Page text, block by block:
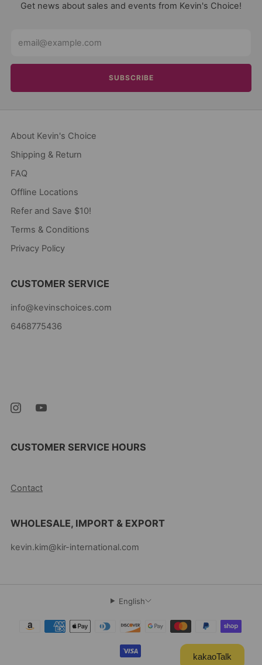
Get news about sales and events from Kevin's Choice!
SUBSCRIBE
About Kevin's Choice
Shipping & Return
FAQ
Offline Locations
Refer and Save $10!
Terms & Conditions
Privacy Policy
CUSTOMER SERVICE
info@kevinschoices.com
6468775436
CUSTOMER SERVICE HOURS
Contact
WHOLESALE, IMPORT & EXPORT
kevin.kim@kir-international.com
English
kakaoTalk